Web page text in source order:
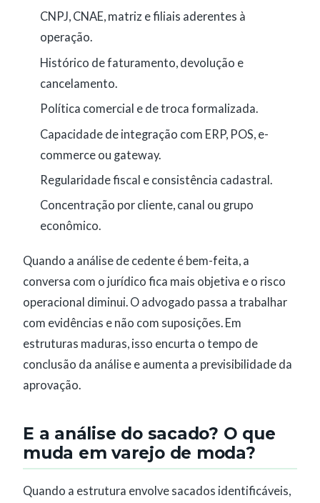
CNPJ, CNAE, matriz e filiais aderentes à
operação.
Histórico de faturamento, devolução e
cancelamento.
Política comercial e de troca formalizada.
Capacidade de integração com ERP, POS, e-
commerce ou gateway.
Regularidade fiscal e consistência cadastral.
Concentração por cliente, canal ou grupo
econômico.
Quando a análise de cedente é bem-feita, a
conversa com o jurídico fica mais objetiva e o risco
operacional diminui. O advogado passa a trabalhar
com evidências e não com suposições. Em
estruturas maduras, isso encurta o tempo de
conclusão da análise e aumenta a previsibilidade da
aprovação.
E a análise do sacado? O que
muda em varejo de moda?
Quando a estrutura envolve sacados identificáveis,